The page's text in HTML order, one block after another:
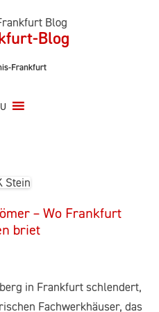
Blog
Frankfurt
– Wo Frankfurt
briet
in Frankfurt schlendert,
Fachwerkhäuser, das